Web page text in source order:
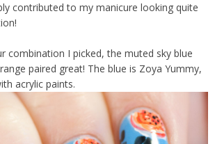
contributed to my manicure looking quite
combination I picked, the muted sky blue
paired great! The blue is Zoya Yummy,
acrylic paints.